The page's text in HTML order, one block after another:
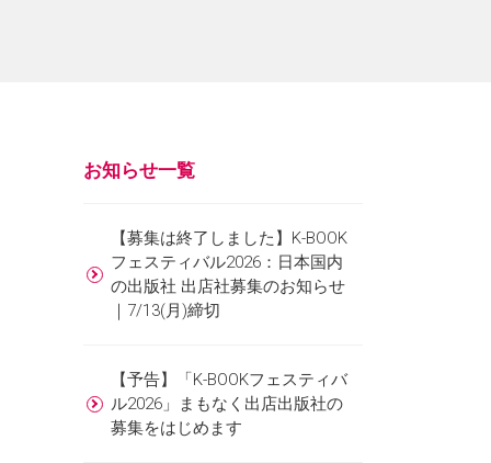
お知らせ⼀覧
【募集は終了しました】K-BOOK
フェスティバル2026：日本国内
の出版社 出店社募集のお知らせ
｜7/13(月)締切
【予告】「K-BOOKフェスティバ
ル2026」まもなく出店出版社の
募集をはじめます